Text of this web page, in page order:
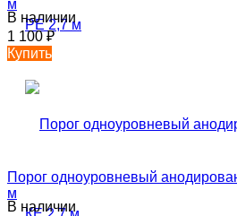
м
В наличии
1 100₽
Купить
Порог одноуровневый
м
В наличии